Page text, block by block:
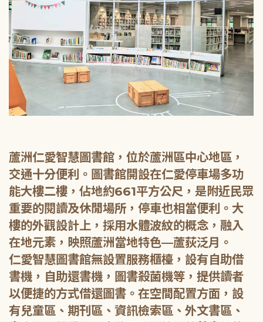
蘆洲仁愛智慧圖書館，位於蘆洲區中心地區，
交通十分便利。圖書館開設在仁愛停車場多功
能大樓二樓，佔地約661平方公尺，是附近民眾
重要的閱讀及休閒場所，停車也相當便利。大
樓的外觀設計上，採用水體波紋的概念，融入
在地元素，映照蘆洲當地特色—蘆荻泛月。
仁愛智慧圖書館無設置服務櫃檯，設有自助借
書機，自助還書機，圖書殺菌機等，提供讀者
以便捷的方式借還圖書。在空間配置方面，設
有兒童區、期刊區、資訊檢索區、外文書區、